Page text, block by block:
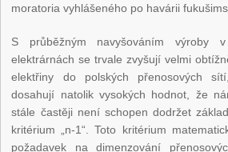
moratoria vyhlášeného po havárii
S průběžným navyšováním výroby
elektrárnách se trvale zvyšují velmi
elektřiny do polských přenosových
dosahují natolik vysokých hodnot, že
stále častěji není schopen dodržet
kritérium „n-1“. Toto kritérium
požadavek na dimenzování